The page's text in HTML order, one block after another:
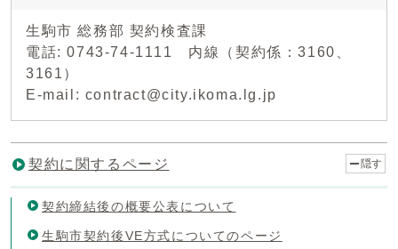
生駒市 総務部 契約検査課
電話: 0743-74-1111 内線（契約係：3160、
3161）
E-mail: contract@city.ikoma.lg.jp
契約に関するページ 隠す
契約締結後の概要公表について
生駒市契約後VE方式についてのページ